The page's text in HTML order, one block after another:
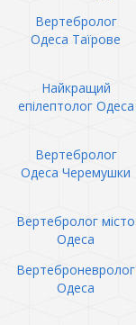
Вертебролог
Одеса Таїрове
Найкращий
епілептолог Одеса
Вертебролог
Одеса Черемушки
Вертебролог місто
Одеса
Вертеброневролог
Одеса